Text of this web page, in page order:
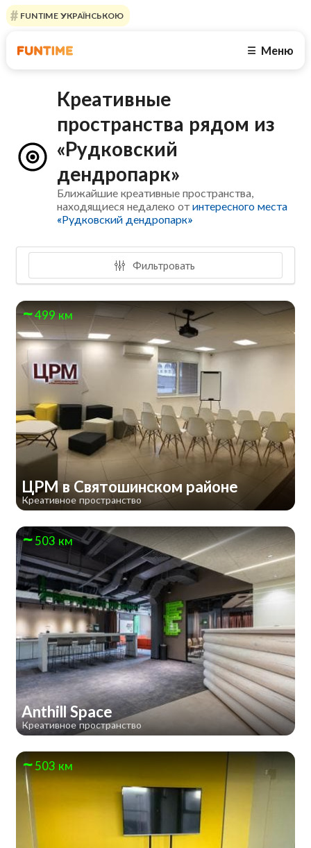
FUNTIME УКРАЇНСЬКОЮ
☰ Меню
Креативные
пространства рядом из
«Рудковский
дендропарк»
Ближайшие креативные пространства,
находящиеся недалеко отинтересного места
«Рудковский дендропарк»
Фильтровать
499 км
ЦРМ в Святошинском районе
Креативное пространство
503 км
Anthill Space
Креативное пространство
503 км